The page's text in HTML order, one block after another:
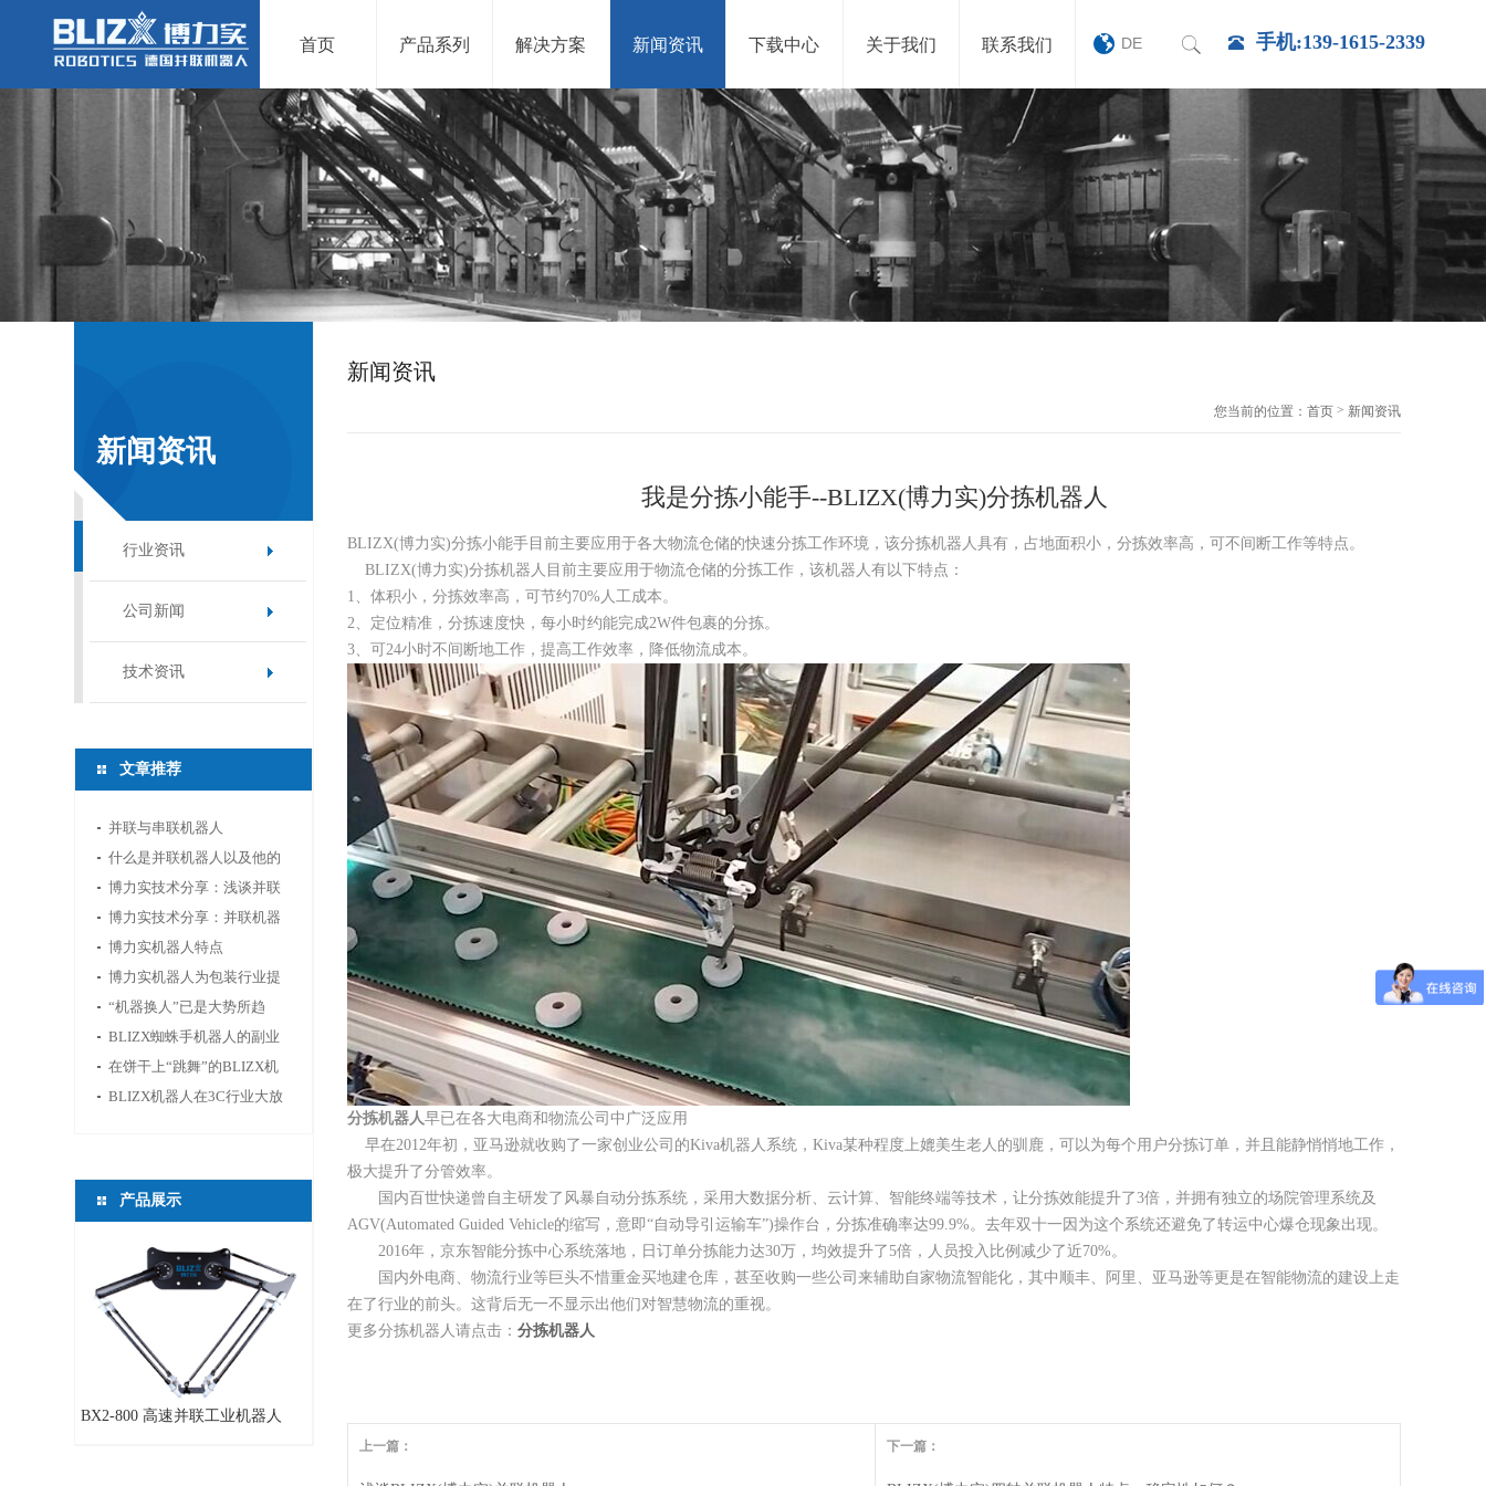
首页 产品系列 解决方案 新闻资讯 下载中心 关于我们 联系我们 DE 手机:139-1615-2339
新闻资讯
行业资讯
公司新闻
技术资讯
文章推荐
并联与串联机器人
什么是并联机器人以及他的
应用领域
博力实技术分享：浅谈并联
机器人应用中的视...
博力实技术分享：并联机器
人如何选型
博力实机器人特点
博力实机器人为包装行业提
供新的活力
“机器换人”已是大势所趋
BLIZX蜘蛛手机器人的副业
——切鱼
在饼干上“跳舞”的BLIZX机
器人
BLIZX机器人在3C行业大放
产品展示
BX2-800 高速并联工业机器人
新闻资讯
您当前的位置： 首页> 新闻资讯
我是分拣小能手--BLIZX(博力实)分拣机器人
BLIZX(博力实)分拣小能手目前主要应用于各大物流仓储的快速分拣工作环境，该分拣机器人具有，占地面积小，分拣效率高，可不间断工作等特点。
BLIZX(博力实)分拣机器人目前主要应用于物流仓储的分拣工作，该机器人有以下特点：
1、体积小，分拣效率高，可节约70%人工成本。
2、定位精准，分拣速度快，每小时约能完成2W件包裹的分拣。
3、可24小时不间断地工作，提高工作效率，降低物流成本。
分拣机器人早已在各大电商和物流公司中广泛应用
早在2012年初，亚马逊就收购了一家创业公司的Kiva机器人系统，Kiva某种程度上媲美生老人的驯鹿，可以为每个用户分拣订单，并且能静悄悄地工作，
极大提升了分管效率。
国内百世快递曾自主研发了风暴自动分拣系统，采用大数据分析、云计算、智能终端等技术，让分拣效能提升了3倍，并拥有独立的场院管理系统及
AGV(Automated Guided Vehicle的缩写，意即“自动导引运输车”)操作台，分拣准确率达99.9%。去年双十一因为这个系统还避免了转运中心爆仓现象出现。
2016年，京东智能分拣中心系统落地，日订单分拣能力达30万，均效提升了5倍，人员投入比例减少了近70%。
国内外电商、物流行业等巨头不惜重金买地建仓库，甚至收购一些公司来辅助自家物流智能化，其中顺丰、阿里、亚马逊等更是在智能物流的建设上走
在了行业的前头。这背后无一不显示出他们对智慧物流的重视。
更多分拣机器人请点击：分拣机器人
上一篇： 下一篇：